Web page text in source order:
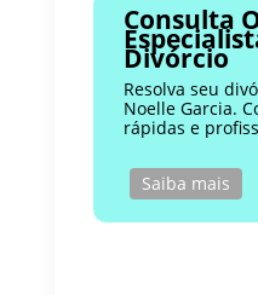
Consulta
Divórcio
Resolva seu
Noelle Garcia.
rápidas e
Saiba mais